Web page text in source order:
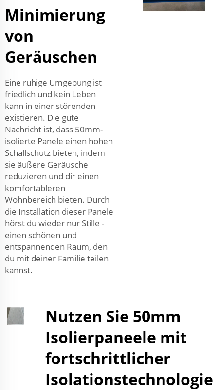
Minimierung
von
Geräuschen
Eine ruhige Umgebung ist
friedlich und kein Leben
kann in einer störenden
existieren. Die gute
Nachricht ist, dass 50mm-
isolierte Panele einen hohen
Schallschutz bieten, indem
sie äußere Geräusche
reduzieren und dir einen
komfortableren
Wohnbereich bieten. Durch
die Installation dieser Panele
hörst du wieder nur Stille -
einen schönen und
entspannenden Raum, den
du mit deiner Familie teilen
kannst.
Nutzen Sie 50mm
Isolierpaneele mit
fortschrittlicher
Isolationstechnologie